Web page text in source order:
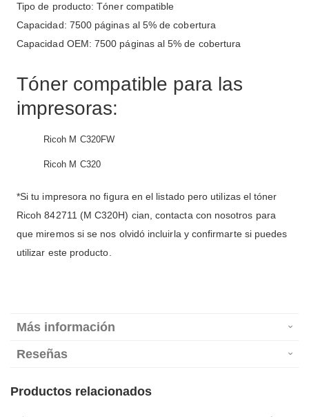
Tipo de producto: Tóner compatible
Capacidad: 7500 páginas al 5% de cobertura
Capacidad OEM: 7500 páginas al 5% de cobertura
Tóner compatible para las
impresoras:
Ricoh M C320FW
Ricoh M C320
*Si tu impresora no figura en el listado pero utilizas el tóner
Ricoh 842711 (M C320H) cian, contacta con nosotros para
que miremos si se nos olvidó incluirla y confirmarte si puedes
utilizar este producto.
Más información
Reseñas
Productos relacionados